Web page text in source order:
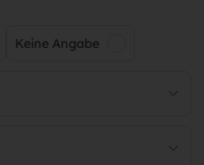
Keine Angabe